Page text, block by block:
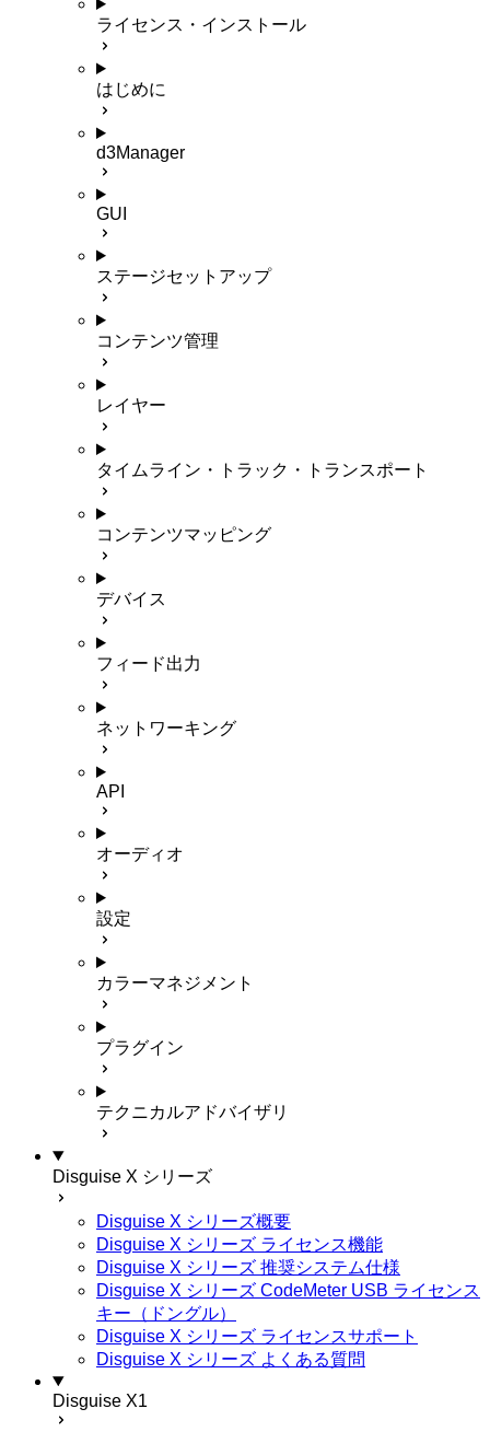
ライセンス・インストール
はじめに
d3Manager
GUI
ステージセットアップ
コンテンツ管理
レイヤー
タイムライン・トラック・トランスポート
コンテンツマッピング
デバイス
フィード出力
ネットワーキング
API
オーディオ
設定
カラーマネジメント
プラグイン
テクニカルアドバイザリ
Disguise X シリーズ
Disguise X シリーズ概要
Disguise X シリーズ ライセンス機能
Disguise X シリーズ 推奨システム仕様
Disguise X シリーズ CodeMeter USB ライセンス
キー（ドングル）
Disguise X シリーズ ライセンスサポート
Disguise X シリーズ よくある質問
Disguise X1